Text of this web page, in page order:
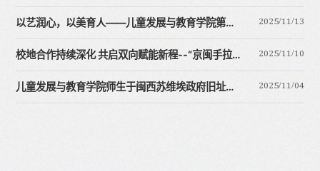
以艺润心，以美育人——儿童发展与教育学院第四届学生作品展成功举办 2025/11/13
校地合作持续深化 共启双向赋能新程--“京闽手拉手”系列活动第三期圆满完成 2025/11/10
儿童发展与教育学院师生于闽西苏维埃政府旧址纪念馆开展主题党日活动暨教学实践周首日总结会 2025/11/04